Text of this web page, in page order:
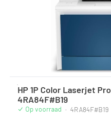
HP 1P Color Laserjet
4RA84F#B19
Op voorraad · 4RA84F#B19